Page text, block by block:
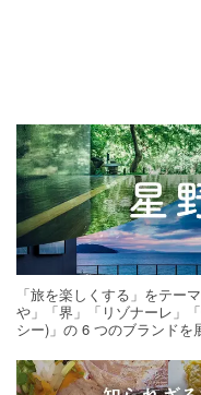
「旅を楽しくする」をテー
や」「界」「リゾナーレ」
シー)」の 6 つのブランドを